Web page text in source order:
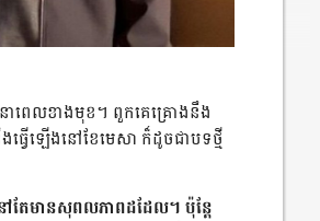
នាពេលខាងមុខ។ ពួកគេ​គ្រោង​នឹង​
ធ្វើឡើងនៅខែមេសា ក៏ដូចជា​បទថ្មី
ៅតែមានសុពលភាពដដែល។ ប៉ុន្តែ